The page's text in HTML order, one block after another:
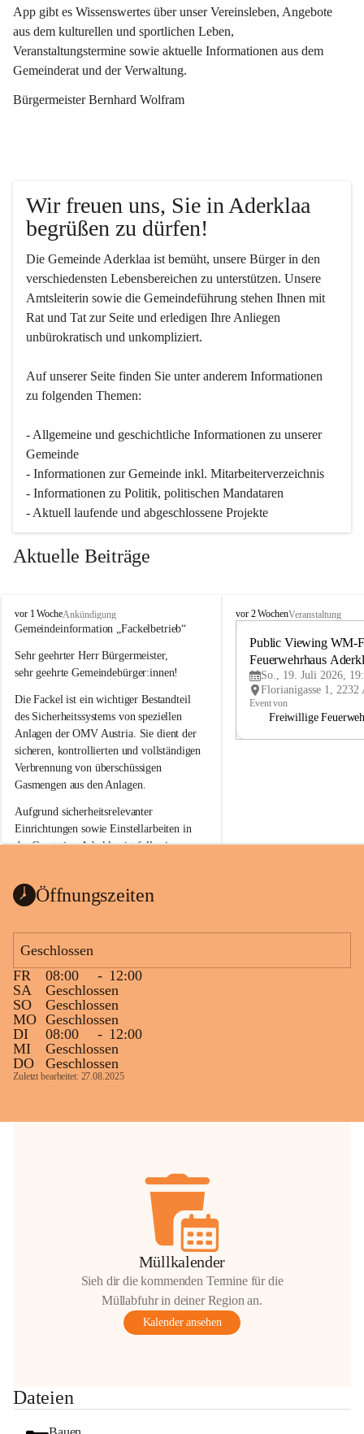
App gibt es Wissenswertes über unser Vereinsleben, Angebote
aus dem kulturellen und sportlichen Leben,
Veranstaltungstermine sowie aktuelle Informationen aus dem
Gemeinderat und der Verwaltung.
Bürgermeister Bernhard Wolfram
Wir freuen uns, Sie in Aderklaa
begrüßen zu dürfen!
Die Gemeinde Aderklaa ist bemüht, unsere Bürger in den
verschiedensten Lebensbereichen zu unterstützen. Unsere
Amtsleiterin sowie die Gemeindeführung stehen Ihnen mit
Rat und Tat zur Seite und erledigen Ihre Anliegen
unbürokratisch und unkompliziert.
Auf unserer Seite finden Sie un­ter an­de­rem Informationen
zu folgenden Themen:
- Allgemeine und geschichtliche Informationen zu unserer
Gemeinde
- Informationen zur Gemeinde inkl. Mitarbeiterverzeichnis
- Informationen zu Politik, politischen Mandataren
- Aktuell laufende und abgeschlossene Projekte
Aktuelle Beiträge
A
d
r
k
a
a
vor 1 WocheAnkündigung
Gemeindeinformation „Fackelbetrieb“
Sehr geehrter Herr Bürgermeister,
sehr geehrte Gemeindebürger:innen!
Die Fackel ist ein wichtiger Bestandteil
des Sicherheitssystems von speziellen
Anlagen der OMV Austria. Sie dient der
sicheren, kontrollierten und vollständigen
Verbrennung von überschüssigen
Gasmengen aus den Anlagen.
Aufgrund sicherheitsrelevanter
Einrichtungen sowie Einstellarbeiten in
der Gasstation Aderklaa ist fallweise
kommenden Tagen und Wochen wird
sein.
Die OMV Austria ist bemüht, für die
Bevölkerung ungewohnte, jedoch
technisch notwendige Betriebszustände so
kurz wie möglich zu halten.
Wir bitten daher die umliegende
Bevölkerung um Verständnis.
anrainer-service@omv.com
Bei Fragen, Anliegen oder Beschwerden.
Die OMV wird im Zuge von
A
vor 2 WochenVeranstaltung
Public Viewing WM-
Feuerwehrhaus
So., 19. Juli 2026,
Event von
Freiwillige
Öffnungszeiten
Geschlossen
FR
08:00 - 12:00
SA
Geschlossen
SO
Geschlossen
MO Geschlossen
DI
08:00 - 12:00
MI
Geschlossen
DO
Geschlossen
Zuletzt bearbeitet: 27.08.2025
Müllkalender
Sieh dir die kommenden Termine für die
Müllabfuhr in deiner Region an.
Kalender ansehen
Dateien